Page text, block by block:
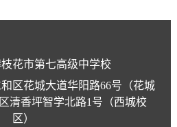
花市第七高级中学校
区花城大道华阳路66号（花城
清香坪智学北路1号（西城校
区）